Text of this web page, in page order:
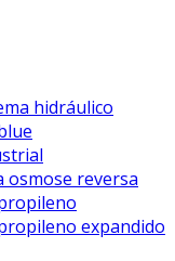
hidráulico
reversa
expandido